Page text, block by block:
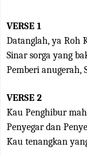
VERSE 1
Datanglah, ya Roh
Sinar sorga yang
Pemberi anugerah,
VERSE 2
Kau Penghibur
Penyegar dan
Kau tenangkan